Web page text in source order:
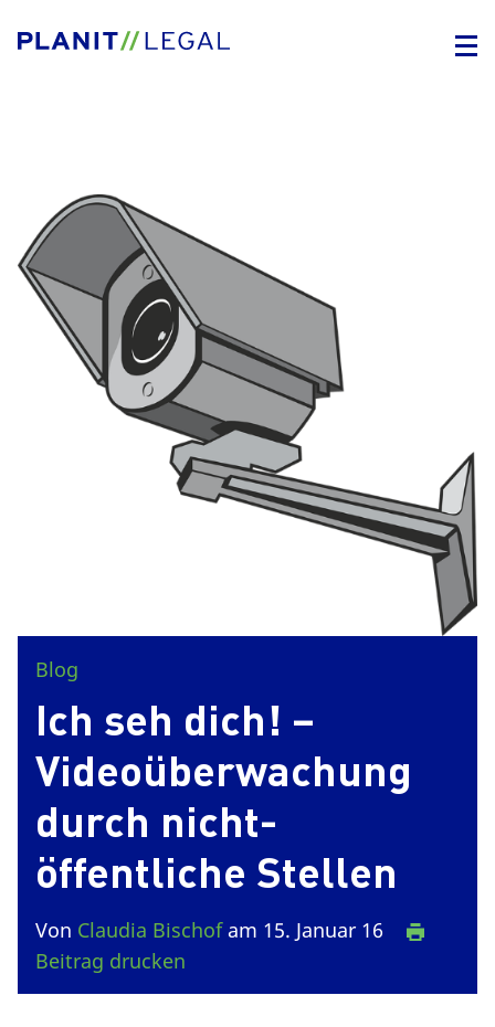
Blog
Ich seh dich! –
Videoüberwachung
durch nicht-
öffentliche Stellen
Von Claudia Bischofam 15. Januar 16
Beitrag drucken